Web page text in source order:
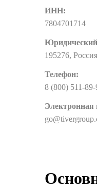
ИНН:
7804701714
Юридический
195276,
Телефон:
8 (800) 511-89-
Электронная